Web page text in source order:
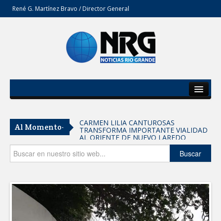
René G. Martínez Bravo / Director General
Del Estado
Secciones
Opinión
Al Momento- CARMEN LILIA CANTUROSAS
TRANSFORMA IMPORTANTE VIALIDAD
AL ORIENTE DE NUEVO LAREDO
Tomaron vecinos de Integración Familiar
iniciativa de Acción y Conciencia
Fortalece la UAT el acceso a la
educación superior en comunidades
REFUERZA BIENESTAR ANIMAL
LABORES DE ATENCIÓN PARA REDUCIR
Buscar